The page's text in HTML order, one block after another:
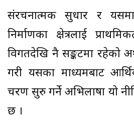
संरचनात्मक सुधार र
निर्माणका क्षेत्रलाई
विगतदेखि नै सङ्कटमा रहेको
गरी यसका माध्यमबाट
चरण सुरु गर्ने अभिलाषा यो
छ ।